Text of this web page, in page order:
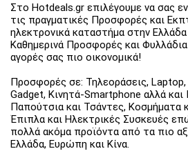
Στο Hotdeals.gr επιλέγουμε να σας
τις πραγματικές Προσφορές και
ηλεκτρονικά καταστήμα στην
Καθημερινά Προσφορές και Φυλλάδια
αγορές σας πιο οικονομικά!
Προσφορές σε: Τηλεοράσεις,
Gadget, Κινητά-Smartphone αλλά
Παπούτσια και Τσάντες, Κοσμήματα
Έπιπλα και Ηλεκτρικές Συσκευές
πολλά ακόμα προϊόντα από τα πιο
Ελλάδα, Ευρώπη και Κίνα.